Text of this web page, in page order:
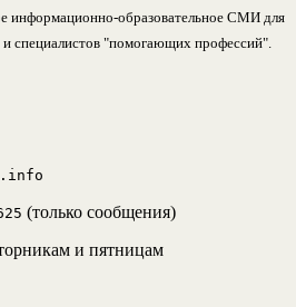
информационно-образовательное СМИ для
специалистов "помогающих профессий".
(только сообщения)
и пятницам